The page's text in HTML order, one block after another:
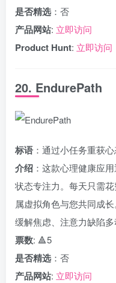
是否精选 ：否
产品网站: 立即访问
Product Hunt: 立即访问
20. EndurePath
标语 ：通过小任务重获
介绍 ：这款心理健康应
状态专注力。每天只需
属虚拟角色与您共同成
缓解焦虑、注意力缺陷多
票数: 🔺5
是否精选 ：否
产品网站: 立即访问